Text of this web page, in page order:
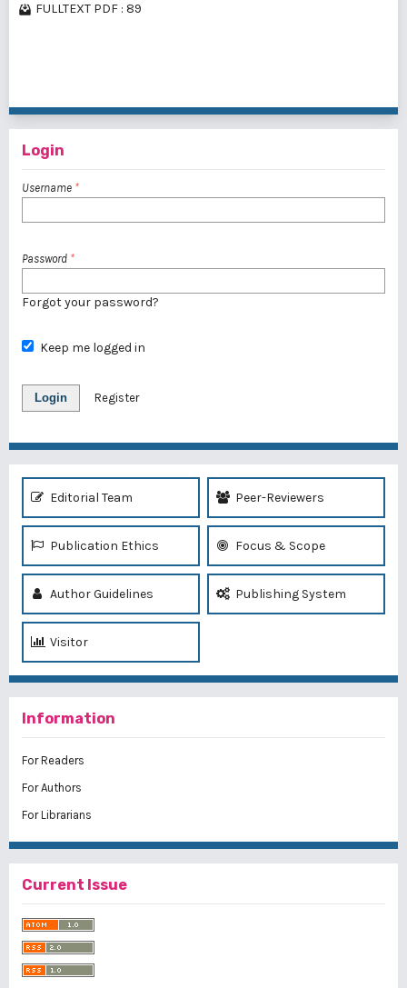
FULLTEXT PDF : 89
Login
Username *
Password *
Forgot your password?
Keep me logged in
Login Register
Editorial Team Peer-Reviewers
Publication Ethics Focus & Scope
Author Guidelines Publishing System
Visitor
Information
For Readers
For Authors
For Librarians
Current Issue